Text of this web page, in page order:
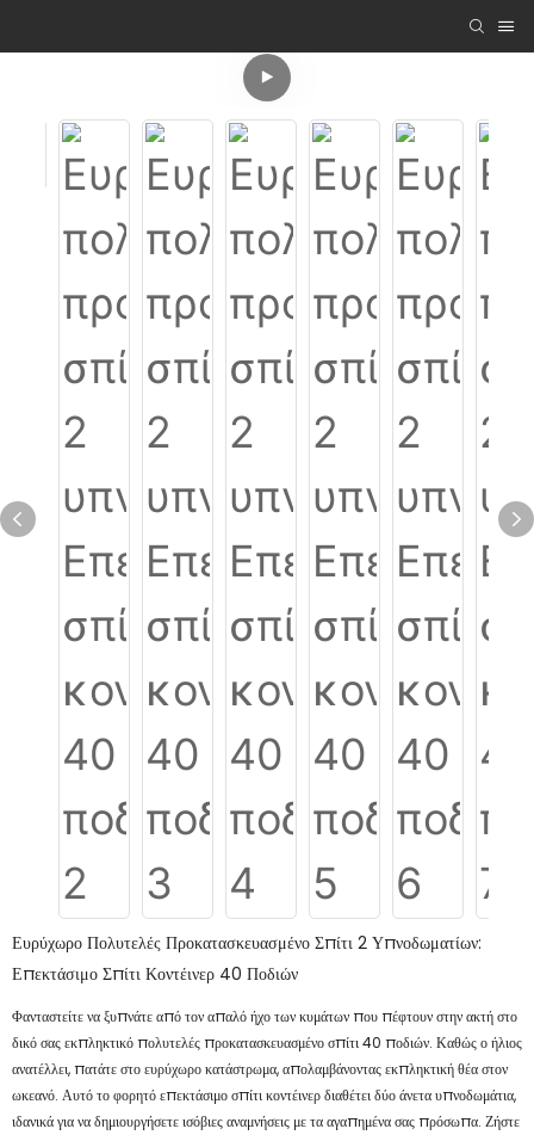
Ευρύχωρο Πολυτελές Προκατασκευασμένο Σπίτι 2 Υπνοδωματίων:
Επεκτάσιμο Σπίτι Κοντέινερ 40 Ποδιών
Φανταστείτε να ξυπνάτε από τον απαλό ήχο των κυμάτων που πέφτουν στην ακτή στο
δικό σας εκπληκτικό πολυτελές προκατασκευασμένο σπίτι 40 ποδιών. Καθώς ο ήλιος
ανατέλλει, πατάτε στο ευρύχωρο κατάστρωμα, απολαμβάνοντας εκπληκτική θέα στον
ωκεανό. Αυτό το φορητό επεκτάσιμο σπίτι κοντέινερ διαθέτει δύο άνετα υπνοδωμάτια,
ιδανικά για να δημιουργήσετε ισόβιες αναμνήσεις με τα αγαπημένα σας πρόσωπα. Ζήστε